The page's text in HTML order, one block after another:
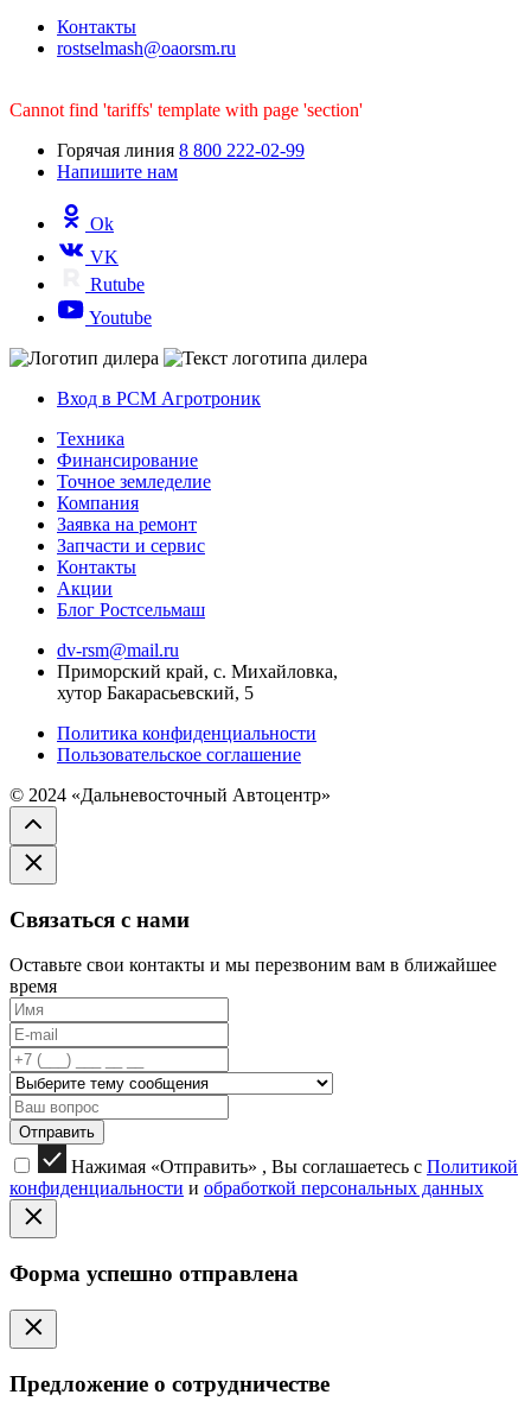
Контакты
rostselmash@oaorsm.ru
Cannot find 'tariffs' template with page 'section'
Горячая линия 8 800 222-02-99
Напишите нам
Ok
VK
Rutube
Youtube
Вход в РСМ Агротроник
Техника
Финансирование
Точное земледелие
Компания
Заявка на ремонт
Запчасти и сервис
Контакты
Акции
Блог Ростсельмаш
dv-rsm@mail.ru
Приморский край, с. Михайловка,
хутор Бакарасьевский, 5
Политика конфиденциальности
Пользовательское соглашение
© 2024 «Дальневосточный Автоцентр»
Связаться с нами
Оставьте свои контакты и мы перезвоним вам в ближайшее
время
Отправить
Нажимая «Отправить» , Вы соглашаетесь с Политикой
конфиденциальности и обработкой персональных данных
Форма успешно отправлена
Предложение о сотрудничестве